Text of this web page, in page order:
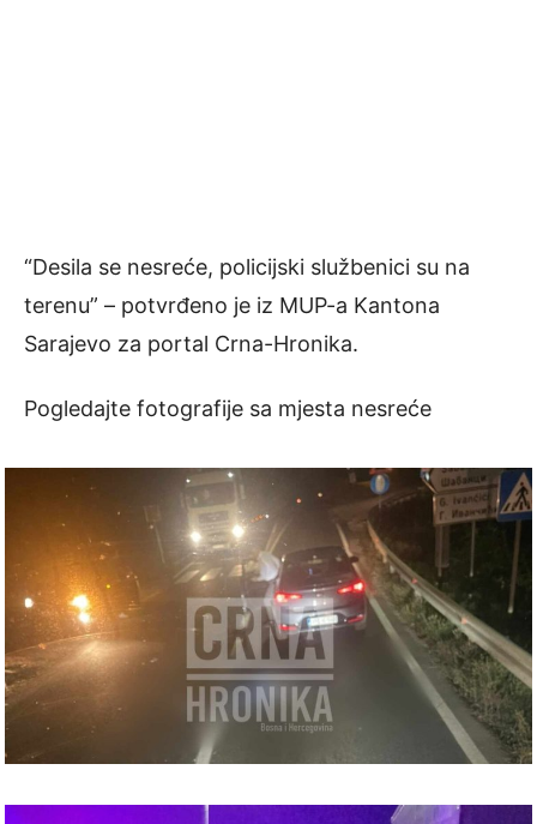
“Desila se nesreće, policijski službenici su na
terenu” – potvrđeno je iz MUP-a Kantona
Sarajevo za portal Crna-Hronika.
Pogledajte fotografije sa mjesta nesreće